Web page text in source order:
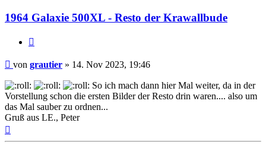
1964 Galaxie 500XL - Resto der Krawallbude
Beitrag
von grautier » 14. Nov 2023, 19:46
So ich mach dann hier Mal weiter, da in der
Vorstellung schon die ersten Bilder der Resto drin waren.... also um
das Mal sauber zu ordnen...
Gruß aus LE., Peter